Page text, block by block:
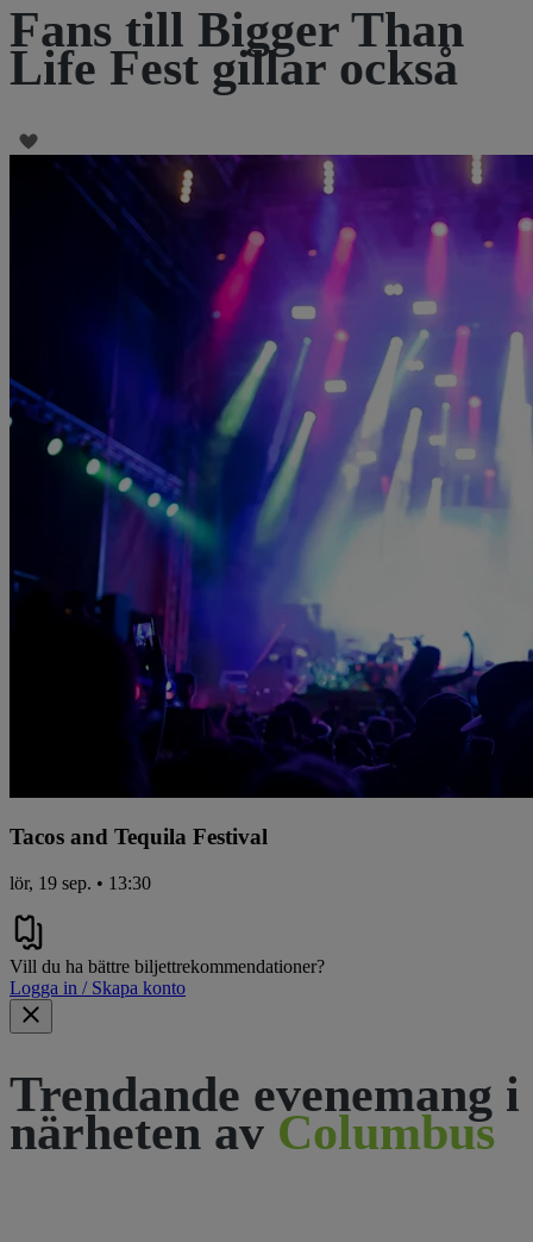
Fans till Bigger Than
Life Fest gillar också
Tacos and Tequila Festival
lör, 19 sep. • 13:30
Vill du ha bättre biljettrekommendationer?
Logga in / Skapa konto
Trendande evenemang i
närheten av Columbus